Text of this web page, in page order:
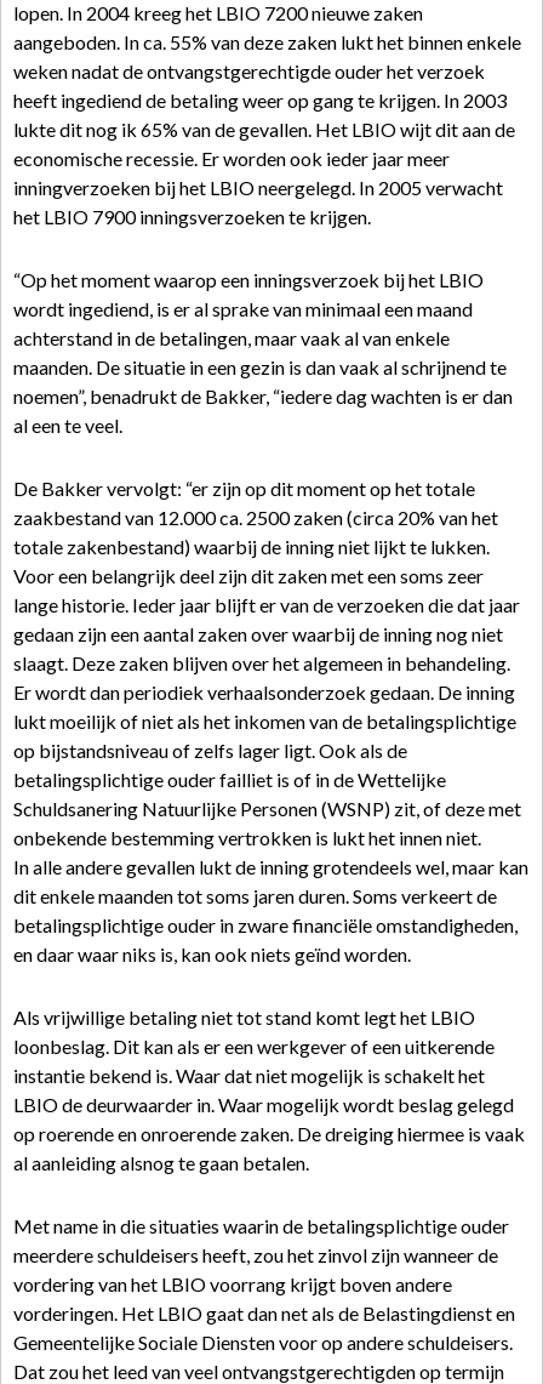
lopen. In 2004 kreeg het LBIO 7200 nieuwe zaken
aangeboden. In ca. 55% van deze zaken lukt het binnen enkele
weken nadat de ontvangstgerechtigde ouder het verzoek
heeft ingediend de betaling weer op gang te krijgen. In 2003
lukte dit nog ik 65% van de gevallen. Het LBIO wijt dit aan de
economische recessie. Er worden ook ieder jaar meer
inningverzoeken bij het LBIO neergelegd. In 2005 verwacht
het LBIO 7900 inningsverzoeken te krijgen.
“Op het moment waarop een inningsverzoek bij het LBIO
wordt ingediend, is er al sprake van minimaal een maand
achterstand in de betalingen, maar vaak al van enkele
maanden. De situatie in een gezin is dan vaak al schrijnend te
noemen”, benadrukt de Bakker, “iedere dag wachten is er dan
al een te veel.
De Bakker vervolgt: “er zijn op dit moment op het totale
zaakbestand van 12.000 ca. 2500 zaken (circa 20% van het
totale zakenbestand) waarbij de inning niet lijkt te lukken.
Voor een belangrijk deel zijn dit zaken met een soms zeer
lange historie. Ieder jaar blijft er van de verzoeken die dat jaar
gedaan zijn een aantal zaken over waarbij de inning nog niet
slaagt. Deze zaken blijven over het algemeen in behandeling.
Er wordt dan periodiek verhaalsonderzoek gedaan. De inning
lukt moeilijk of niet als het inkomen van de betalingsplichtige
op bijstandsniveau of zelfs lager ligt. Ook als de
betalingsplichtige ouder failliet is of in de Wettelijke
Schuldsanering Natuurlijke Personen (WSNP) zit, of deze met
onbekende bestemming vertrokken is lukt het innen niet.
In alle andere gevallen lukt de inning grotendeels wel, maar kan
dit enkele maanden tot soms jaren duren. Soms verkeert de
betalingsplichtige ouder in zware financiële omstandigheden,
en daar waar niks is, kan ook niets geïnd worden.
Als vrijwillige betaling niet tot stand komt legt het LBIO
loonbeslag. Dit kan als er een werkgever of een uitkerende
instantie bekend is. Waar dat niet mogelijk is schakelt het
LBIO de deurwaarder in. Waar mogelijk wordt beslag gelegd
op roerende en onroerende zaken. De dreiging hiermee is vaak
al aanleiding alsnog te gaan betalen.
Met name in die situaties waarin de betalingsplichtige ouder
meerdere schuldeisers heeft, zou het zinvol zijn wanneer de
vordering van het LBIO voorrang krijgt boven andere
vorderingen. Het LBIO gaat dan net als de Belastingdienst en
Gemeentelijke Sociale Diensten voor op andere schuldeisers.
Dat zou het leed van veel ontvangstgerechtigden op termijn